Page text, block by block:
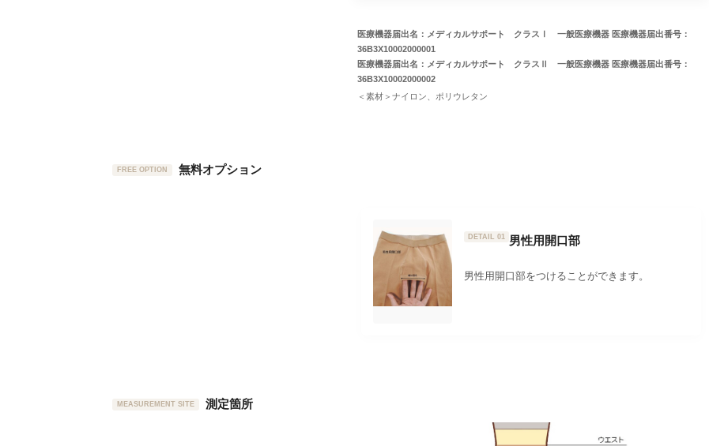
医療機器届出名：メディカルサポート クラスⅠ 一般医療機器 医療機器届出番号：
36B3X10002000001
医療機器届出名：メディカルサポート クラスⅡ 一般医療機器 医療機器届出番号：
36B3X10002000002
＜素材＞ナイロン、ポリウレタン
FREE OPTION 無料オプション
DETAIL 01 男性用開口部
男性用開口部をつけることができます。
MEASUREMENT SITE 測定箇所